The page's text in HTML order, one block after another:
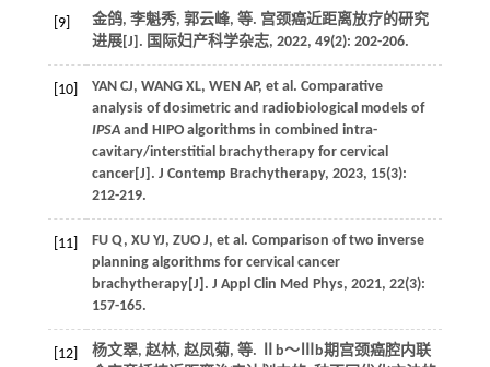
[9] 金鸽, 李魁秀, 郭云峰, 等. 宫颈癌近距离放疗的研究
进展[J]. 国际妇产科学杂志, 2022, 49(2): 202-206.
[10] YAN CJ, WANG XL, WEN AP, et al . Comparative
analysis of dosimetric and radiobiological models of
IPSAand HIPO algorithms in combined intra-
cavitary/interstitial brachytherapy for cervical
cancer[J]. J Contemp Brachytherapy, 2023, 15(3):
212-219.
[11] FU Q, XU YJ, ZUO J, et al . Comparison of two inverse
planning algorithms for cervical cancer
brachytherapy[J]. J Appl Clin Med Phys, 2021, 22(3):
157-165.
[12] 杨文翠, 赵林, 赵凤菊, 等. Ⅱb～Ⅲb期宫颈癌腔内联